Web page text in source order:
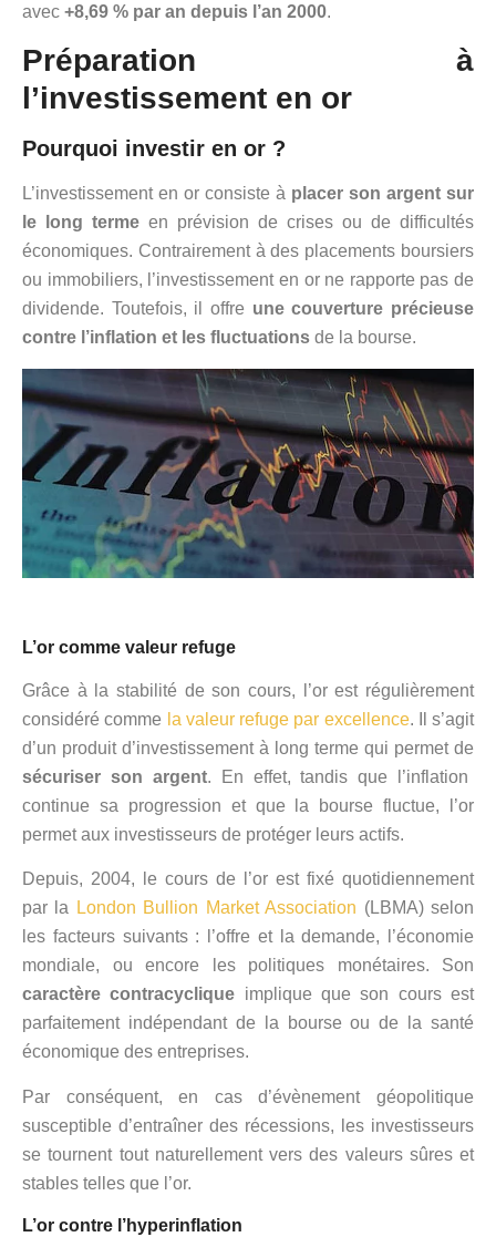
avec +8,69 % par an depuis l’an 2000.
Préparation à
l’investissement en or
Pourquoi investir en or ?
L’investissement en or consiste à placer son argent sur
le long terme en prévision de crises ou de difficultés
économiques. Contrairement à des placements boursiers
ou immobiliers, l’investissement en or ne rapporte pas de
dividende. Toutefois, il offre une couverture précieuse
contre l’inflation et les fluctuations de la bourse.
L’or comme valeur refuge
Grâce à la stabilité de son cours, l’or est régulièrement
considéré comme la valeur refuge par excellence. Il s’agit
d’un produit d’investissement à long terme qui permet de
sécuriser son argent. En effet, tandis que l’inflation
continue sa progression et que la bourse fluctue, l’or
permet aux investisseurs de protéger leurs actifs.
Depuis, 2004, le cours de l’or est fixé quotidiennement
par la
London Bullion Market Association (LBMA) selon
les facteurs suivants : l’offre et la demande, l’économie
mondiale, ou encore les politiques monétaires. Son
caractère contracyclique implique que son cours est
parfaitement indépendant de la bourse ou de la santé
économique des entreprises.
Par conséquent, en cas d’évènement géopolitique
susceptible d’entraîner des récessions, les investisseurs
se tournent tout naturellement vers des valeurs sûres et
stables telles que l’or.
L’or contre l’hyperinflation